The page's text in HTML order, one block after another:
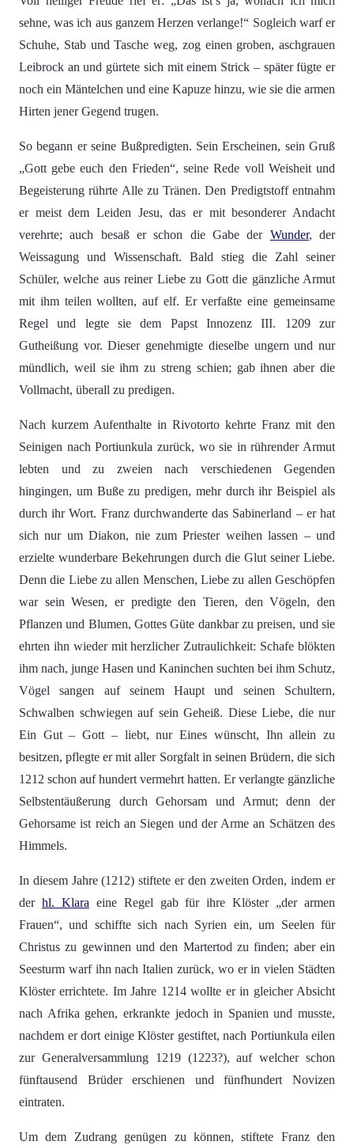
sehne, was ich aus ganzem Herzen verlange!“ Sogleich warf er
Schuhe, Stab und Tasche weg, zog einen groben, aschgrauen
Leibrock an und gürtete sich mit einem Strick – später fügte er
noch ein Mäntelchen und eine Kapuze hinzu, wie sie die armen
Hirten jener Gegend trugen.
So begann er seine Bußpredigten. Sein Erscheinen, sein Gruß
„Gott gebe euch den Frieden“, seine Rede voll Weisheit und
Begeisterung rührte Alle zu Tränen. Den Predigtstoff entnahm
er meist dem Leiden Jesu, das er mit besonderer Andacht
verehrte; auch besaß er schon die Gabe der Wunder, der
Weissagung und Wissenschaft. Bald stieg die Zahl seiner
Schüler, welche aus reiner Liebe zu Gott die gänzliche Armut
mit ihm teilen wollten, auf elf. Er verfaßte eine gemeinsame
Regel und legte sie dem Papst Innozenz III. 1209 zur
Gutheißung vor. Dieser genehmigte dieselbe ungern und nur
mündlich, weil sie ihm zu streng schien; gab ihnen aber die
Vollmacht, überall zu predigen.
Nach kurzem Aufenthalte in Rivotorto kehrte Franz mit den
Seinigen nach Portiunkula zurück, wo sie in rührender Armut
lebten und zu zweien nach verschiedenen Gegenden
hingingen, um Buße zu predigen, mehr durch ihr Beispiel als
durch ihr Wort. Franz durchwanderte das Sabinerland – er hat
sich nur um Diakon, nie zum Priester weihen lassen – und
erzielte wunderbare Bekehrungen durch die Glut seiner Liebe.
Denn die Liebe zu allen Menschen, Liebe zu allen Geschöpfen
war sein Wesen, er predigte den Tieren, den Vögeln, den
Pflanzen und Blumen, Gottes Güte dankbar zu preisen, und sie
ehrten ihn wieder mit herzlicher Zutraulichkeit: Schafe blökten
ihm nach, junge Hasen und Kaninchen suchten bei ihm Schutz,
Vögel sangen auf seinem Haupt und seinen Schultern,
Schwalben schwiegen auf sein Geheiß. Diese Liebe, die nur
Ein Gut – Gott – liebt, nur Eines wünscht, Ihn allein zu
besitzen, pflegte er mit aller Sorgfalt in seinen Brüdern, die sich
1212 schon auf hundert vermehrt hatten. Er verlangte gänzliche
Selbstentäußerung durch Gehorsam und Armut; denn der
Gehorsame ist reich an Siegen und der Arme an Schätzen des
Himmels.
In diesem Jahre (1212) stiftete er den zweiten Orden, indem er
der hl. Klara eine Regel gab für ihre Klöster „der armen
Frauen“, und schiffte sich nach Syrien ein, um Seelen für
Christus zu gewinnen und den Martertod zu finden; aber ein
Seesturm warf ihn nach Italien zurück, wo er in vielen Städten
Klöster errichtete. Im Jahre 1214 wollte er in gleicher Absicht
nach Afrika gehen, erkrankte jedoch in Spanien und musste,
nachdem er dort einige Klöster gestiftet, nach Portiunkula eilen
zur Generalversammlung 1219 (1223?), auf welcher schon
fünftausend Brüder erschienen und fünfhundert Novizen
eintraten.
Um dem Zudrang genügen zu können, stiftete Franz den